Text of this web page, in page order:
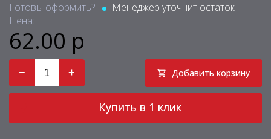
Готовы оформить?:
Менеджер уточнит остаток
Цена:
62.00 р
− + Добавить корзину
Купить в 1 клик